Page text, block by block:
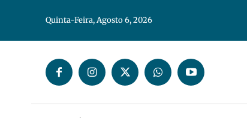
Quinta-Feira, Agosto 6, 2026